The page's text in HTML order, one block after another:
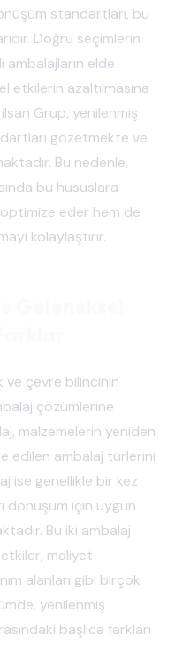
standartları, bu
Doğru seçimlerin
ambalajların elde
etkilerin azaltılmasına
Grup, yenilenmiş
gözetmekte ve
Bu nedenle,
bu hususlara
eder hem de
kolaylaştırır.
ve çevre bilincinin
çözümlerine
malzemelerin yeniden
edilen ambalaj türlerini
ise genellikle bir kez
dönüşüm için uygun
Bu iki ambalaj
maliyet
alanları gibi birçok
yenilenmiş
başlıca farkları